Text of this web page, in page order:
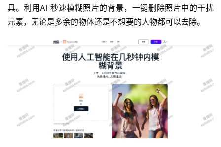
具。利用AI 秒速模糊照片的背景，一键删除照片中的干扰
元素，无论是多余的物体还是不想要的人物都可以去除。